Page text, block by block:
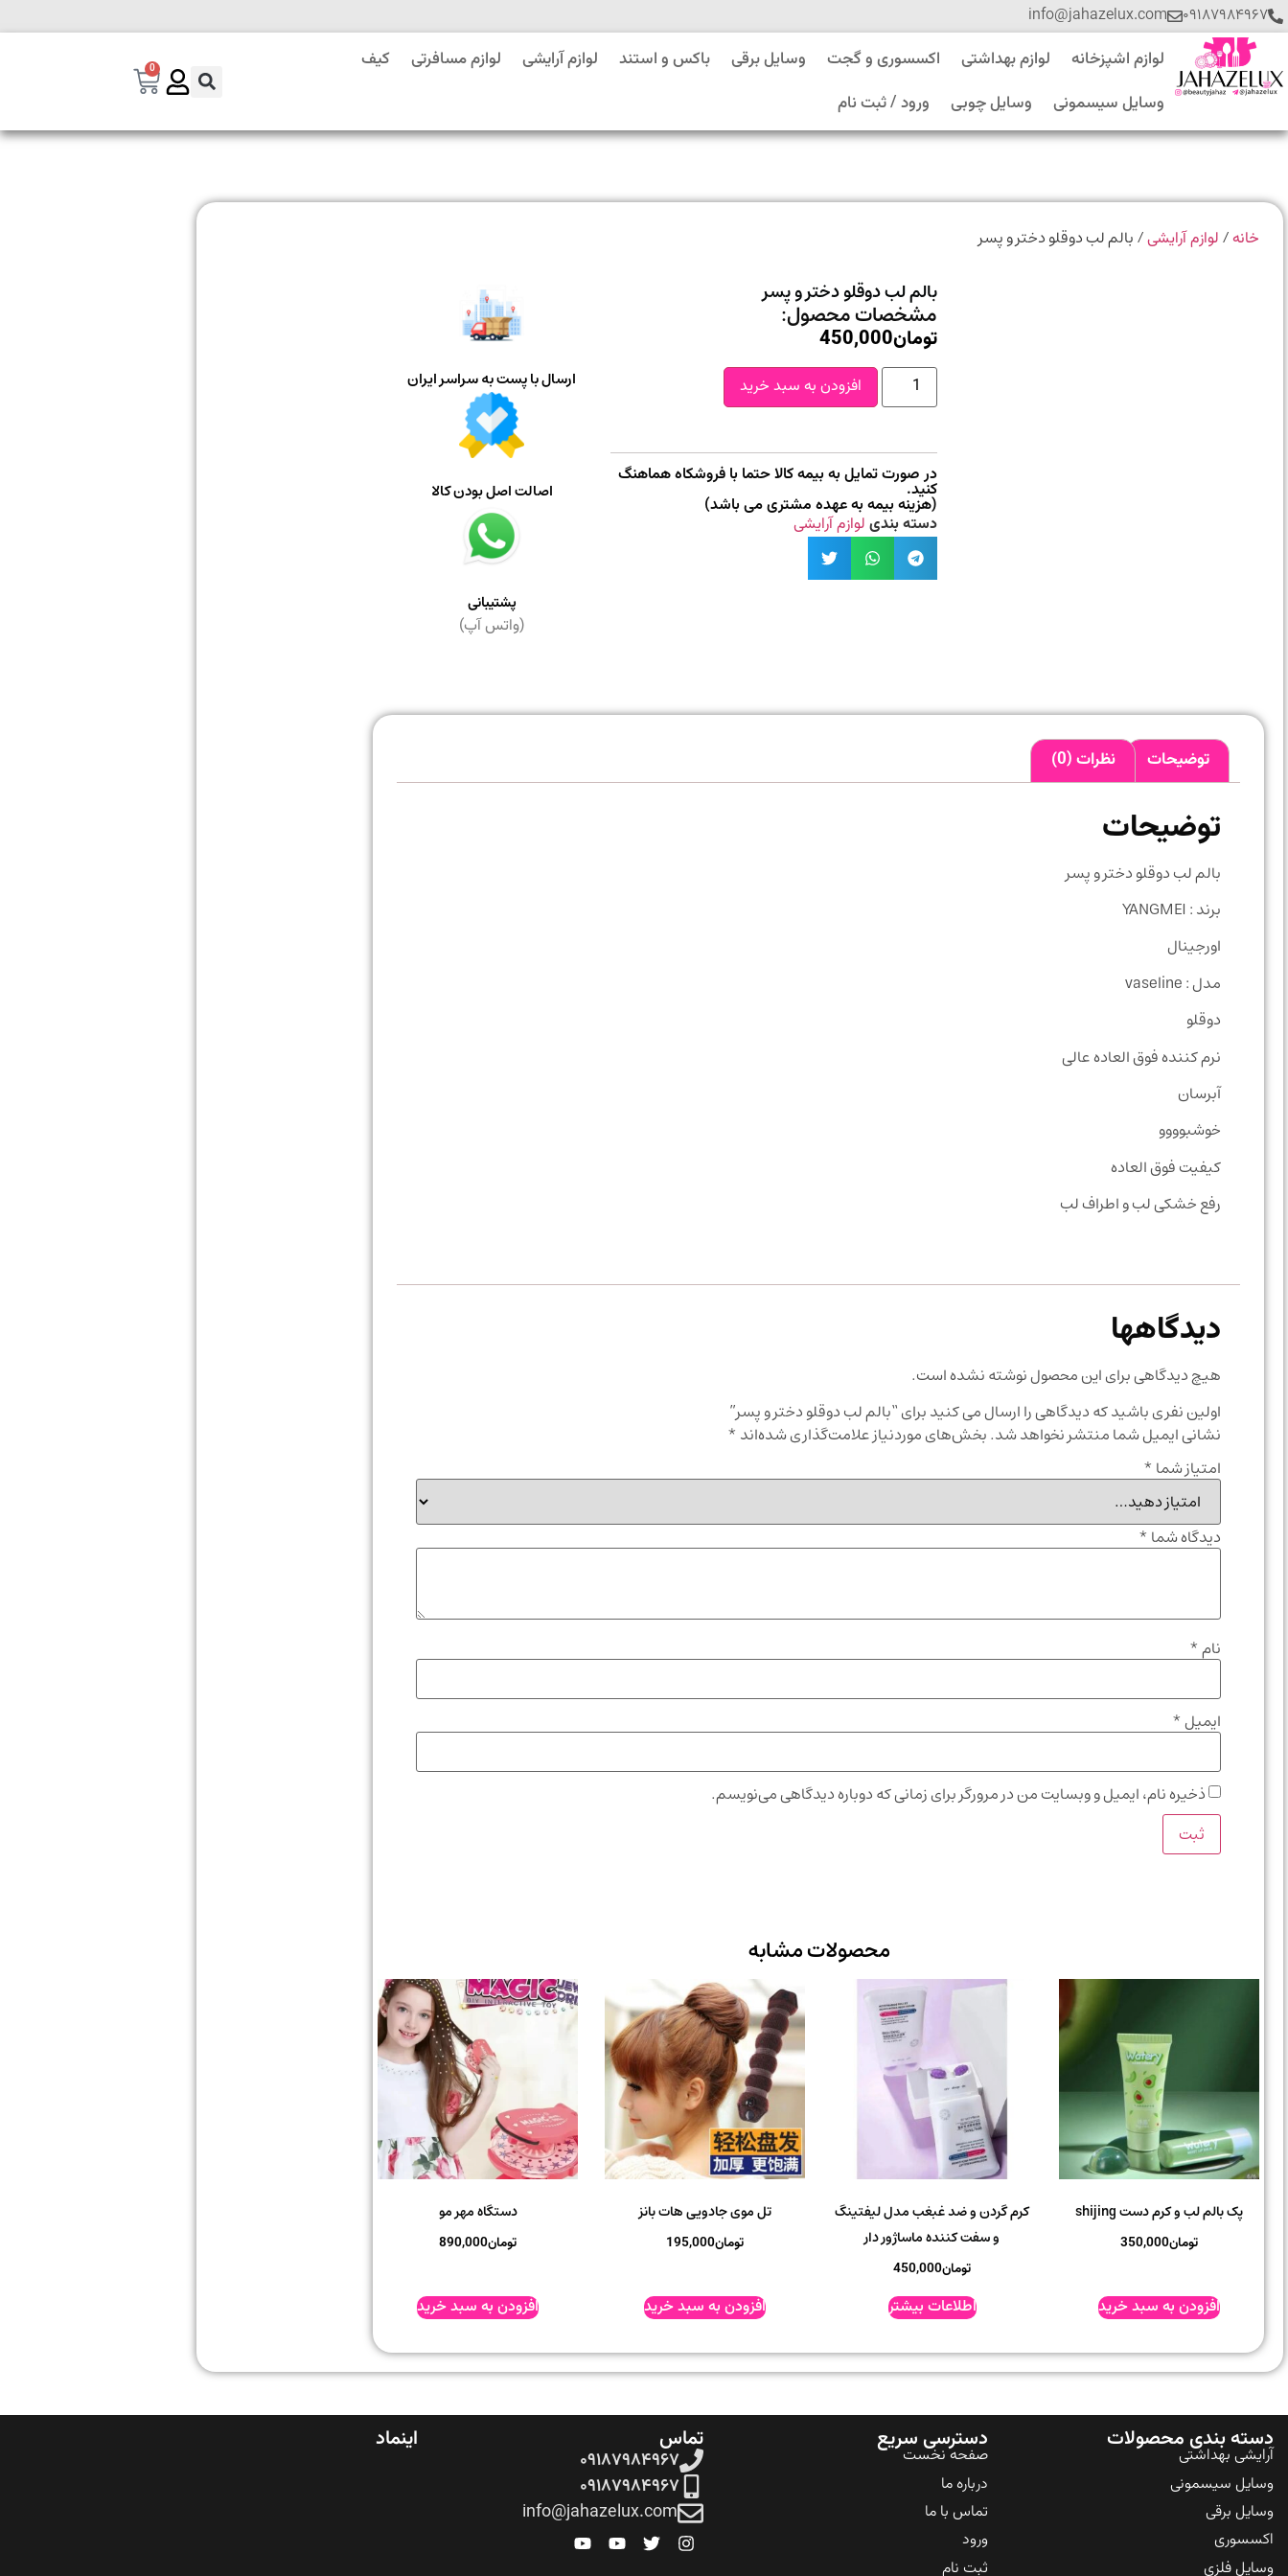
۰۹۱۸۷۹۸۴۹۶۷ info@jahazelux.com
لوازم اشپزخانه لوازم بهداشتی اکسسوری و گجت وسایل برقی باکس و استند لوازم آرایشی لوازم مسافرتی
کیف
وسایل سیسمونی
وسایل چوبی ورود / ثبت نام
0
خانه/ لوازم آرایشی/ بالم لب دوقلو دختر و پسر
بالم لب دوقلو دختر و پسر
مشخصات محصول:
تومان450,000
افزودن به سبد خرید
در صورت تمایل به بیمه کالا حتما با فروشکاه هماهنگ
کنید.
(هزینه بیمه به عهده مشتری می باشد)
دسته بندی لوازم آرایشی
ارسال با پست به سراسر ایران
اصالت اصل بودن کالا
پشتیبانی
(واتس آپ)
توضیحات نظرات (0)
توضیحات
بالم لب دوقلو دختر و پسر
برند : YANGMEI
اورجینال
مدل : vaseline
دوقلو
نرم کننده فوق العاده عالی
آبرسان
خوشبوووو
کیفیت فوق العاده
رفع خشکی لب و اطراف لب
دیدگاهها
هیچ دیدگاهی برای این محصول نوشته نشده است.
اولین نفری باشید که دیدگاهی را ارسال می کنید برای “بالم لب دوقلو دختر و پسر”
نشانی ایمیل شما منتشر نخواهد شد.بخش‌های موردنیاز علامت‌گذاری شده‌اند *
امتیاز شما *
دیدگاه شما *
نام*
ایمیل*
ذخیره نام، ایمیل و وبسایت من در مرورگر برای زمانی که دوباره دیدگاهی می‌نویسم.
محصولات مشابه
پک بالم لب و کرم دست shijing
تومان350,000
افزودن به سبد خرید
کرم گردن و ضد غبغب مدل لیفتینگ
و سفت کننده ماساژور دار
تومان450,000
اطلاعات بیشتر
تل موی جادویی هات بانز
تومان195,000
افزودن به سبد خرید
دستگاه مهر مو
تومان890,000
افزودن به سبد خرید
دسته بندی محصولات
آرایشی بهداشتی
وسایل سیسمونی
وسایل برقی
اکسسوری
وسایل فلزی
دسترسی سریع
صفحه نخست
درباره ما
تماس با ما
ورود
ثبت نام
تماس
۰۹۱۸۷۹۸۴۹۶۷
۰۹۱۸۷۹۸۴۹۶۷
info@jahazelux.com
اینماد